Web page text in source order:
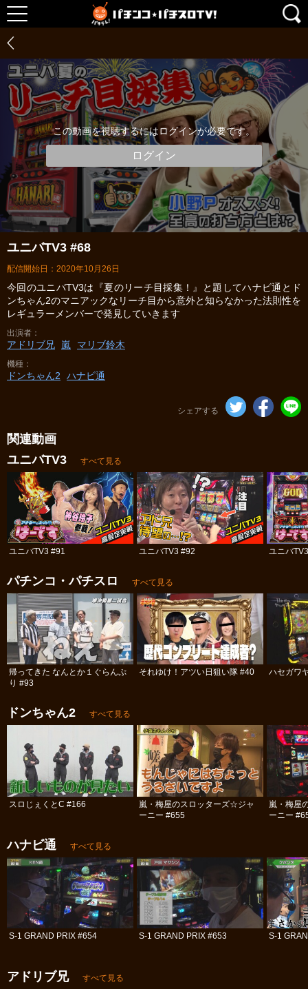
この動画を視聴するにはログインが必要です。
ログイン
ユニバTV3 #68
配信開始日：2020年10月26日
今回のユニバTV3は『夏のリーチ目採集！』と題してハナビ通とド
ンちゃん2のマニアックなリーチ目から意外と知らなかった法則性を
レギュラーメンバーで発見していきます
出演者
アドリブ兄 嵐 マリブ鈴木
機種
ドンちゃん2 ハナビ通
シェアする
関連動画
ユニバTV3
すべて見る
ユニバTV3 #91 ユニバTV3 #92 ユニバ
パチンコ・パチスロ すべて見る
帰ってきた なんとか１ぐらんぷ
り #93
それゆけ！アツい日狙い隊 #40 ハセガワ
ドンちゃん2 すべて見る
スロじぇくとC #166
嵐・梅屋のスロッターズ☆ジャ
ーニー #655
嵐・梅屋
ーニー
ハナビ通 すべて見る
S-1 GRAND PRIX #654 S-1 GRAND PRIX #653 S-1
アドリブ兄 すべて見る